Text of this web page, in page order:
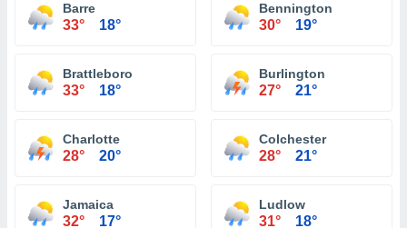
Barre
33° 18°
Bennington
30° 19°
Brattleboro
33° 18°
Burlington
27° 21°
Charlotte
28° 20°
Colchester
28° 21°
Jamaica
32° 17°
Ludlow
31° 18°